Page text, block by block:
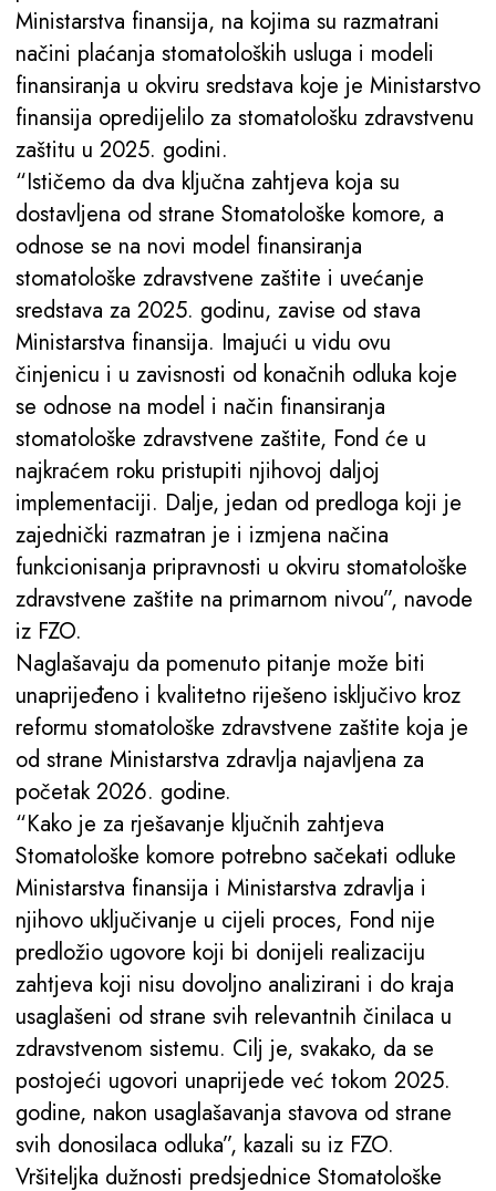
Ministarstva finansija, na kojima su razmatrani
načini plaćanja stomatoloških usluga i modeli
finansiranja u okviru sredstava koje je Ministarstvo
finansija opredijelilo za stomatološku zdravstvenu
zaštitu u 2025. godini.
“Ističemo da dva ključna zahtjeva koja su
dostavljena od strane Stomatološke komore, a
odnose se na novi model finansiranja
stomatološke zdravstvene zaštite i uvećanje
sredstava za 2025. godinu, zavise od stava
Ministarstva finansija. Imajući u vidu ovu
činjenicu i u zavisnosti od konačnih odluka koje
se odnose na model i način finansiranja
stomatološke zdravstvene zaštite, Fond će u
najkraćem roku pristupiti njihovoj daljoj
implementaciji. Dalje, jedan od predloga koji je
zajednički razmatran je i izmjena načina
funkcionisanja pripravnosti u okviru stomatološke
zdravstvene zaštite na primarnom nivou”, navode
iz FZO.
Naglašavaju da pomenuto pitanje može biti
unaprijeđeno i kvalitetno riješeno isključivo kroz
reformu stomatološke zdravstvene zaštite koja je
od strane Ministarstva zdravlja najavljena za
početak 2026. godine.
“Kako je za rješavanje ključnih zahtjeva
Stomatološke komore potrebno sačekati odluke
Ministarstva finansija i Ministarstva zdravlja i
njihovo uključivanje u cijeli proces, Fond nije
predložio ugovore koji bi donijeli realizaciju
zahtjeva koji nisu dovoljno analizirani i do kraja
usaglašeni od strane svih relevantnih činilaca u
zdravstvenom sistemu. Cilj je, svakako, da se
postojeći ugovori unaprijede već tokom 2025.
godine, nakon usaglašavanja stavova od strane
svih donosilaca odluka”, kazali su iz FZO.
Vršiteljka dužnosti predsjednice Stomatološke